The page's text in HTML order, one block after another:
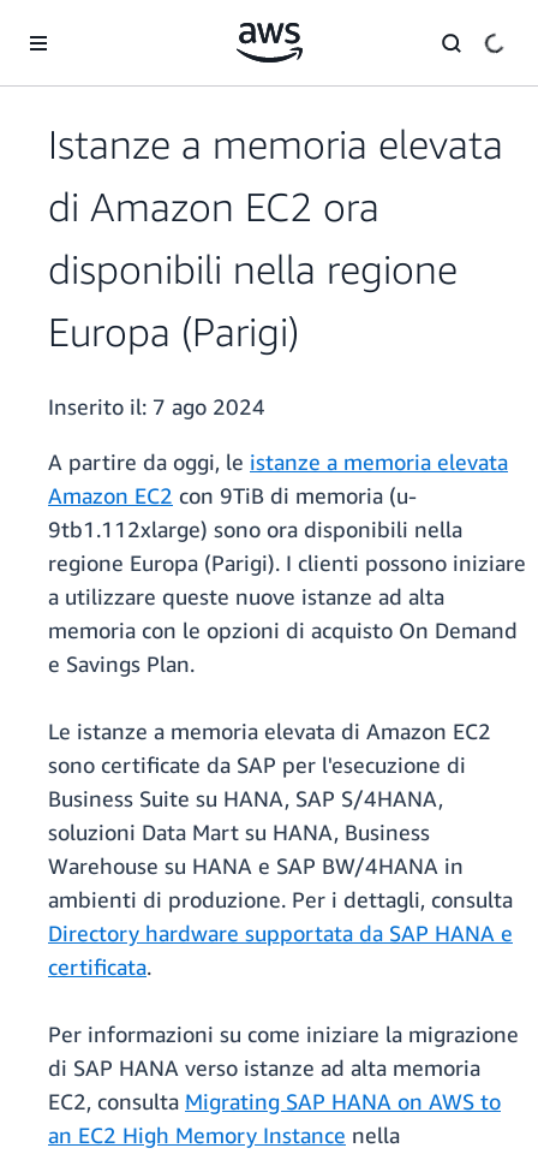
Istanze a memoria elevata
di Amazon EC2 ora
disponibili nella regione
Europa (Parigi)
Inserito il: 7 ago 2024
A partire da oggi, le istanze a memoria elevata
Amazon EC2 con 9TiB di memoria (u-
9tb1.112xlarge) sono ora disponibili nella
regione Europa (Parigi). I clienti possono iniziare
a utilizzare queste nuove istanze ad alta
memoria con le opzioni di acquisto On Demand
e Savings Plan.
Le istanze a memoria elevata di Amazon EC2
sono certificate da SAP per l'esecuzione di
Business Suite su HANA, SAP S/4HANA,
soluzioni Data Mart su HANA, Business
Warehouse su HANA e SAP BW/4HANA in
ambienti di produzione. Per i dettagli, consulta
Directory hardware supportata da SAP HANA e
certificata.
Per informazioni su come iniziare la migrazione
di SAP HANA verso istanze ad alta memoria
EC2, consulta Migrating SAP HANA on AWS to
an EC2 High Memory Instance nella